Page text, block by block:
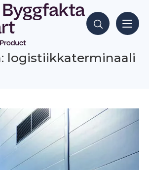
Hae sisältöjä
logistiikkaterminaali